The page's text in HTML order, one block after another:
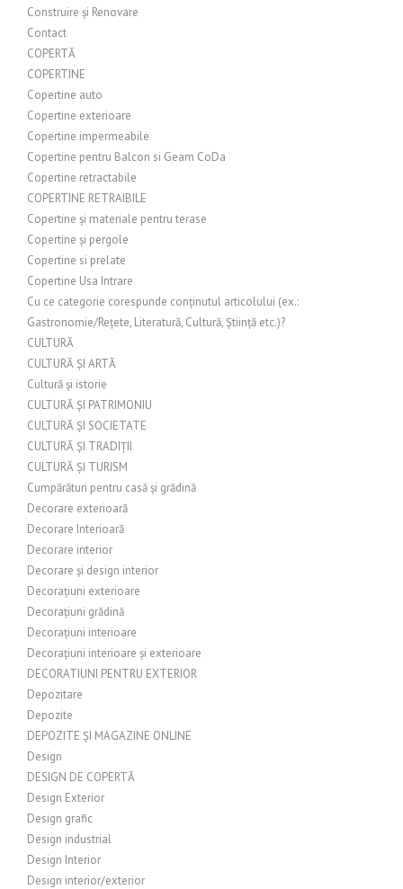
Construire și Renovare
Contact
COPERTĂ
COPERTINE
Copertine auto
Copertine exterioare
Copertine impermeabile
Copertine pentru Balcon si Geam CoDa
Copertine retractabile
COPERTINE RETRAIBILE
Copertine și materiale pentru terase
Copertine și pergole
Copertine si prelate
Copertine Usa Intrare
Cu ce categorie corespunde conținutul articolului (ex.:
Gastronomie/Rețete, Literatură, Cultură, Știință etc.)?
CULTURĂ
CULTURĂ ȘI ARTĂ
Cultură și istorie
CULTURĂ ȘI PATRIMONIU
CULTURĂ ȘI SOCIETATE
CULTURĂ ȘI TRADIȚII
CULTURĂ ȘI TURISM
Cumpărături pentru casă și grădină
Decorare exterioară
Decorare Interioară
Decorare interior
Decorare și design interior
Decorațiuni exterioare
Decorațiuni grădină
Decorațiuni interioare
Decorațiuni interioare și exterioare
DECORATIUNI PENTRU EXTERIOR
Depozitare
Depozite
DEPOZITE ȘI MAGAZINE ONLINE
Design
DESIGN DE COPERTĂ
Design Exterior
Design grafic
Design industrial
Design Interior
Design interior/exterior